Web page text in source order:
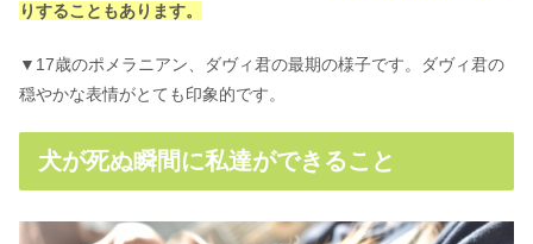
りすることもあります。
▼17歳のポメラニアン、ダヴィ君の最期の様子です。ダヴィ君の
穏やかな表情がとても印象的です。
犬が死ぬ瞬間に私達ができること